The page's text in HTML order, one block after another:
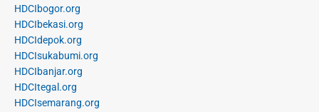
HDCIbogor.org
HDCIbekasi.org
HDCIdepok.org
HDCIsukabumi.org
HDCIbanjar.org
HDCItegal.org
HDCIsemarang.org